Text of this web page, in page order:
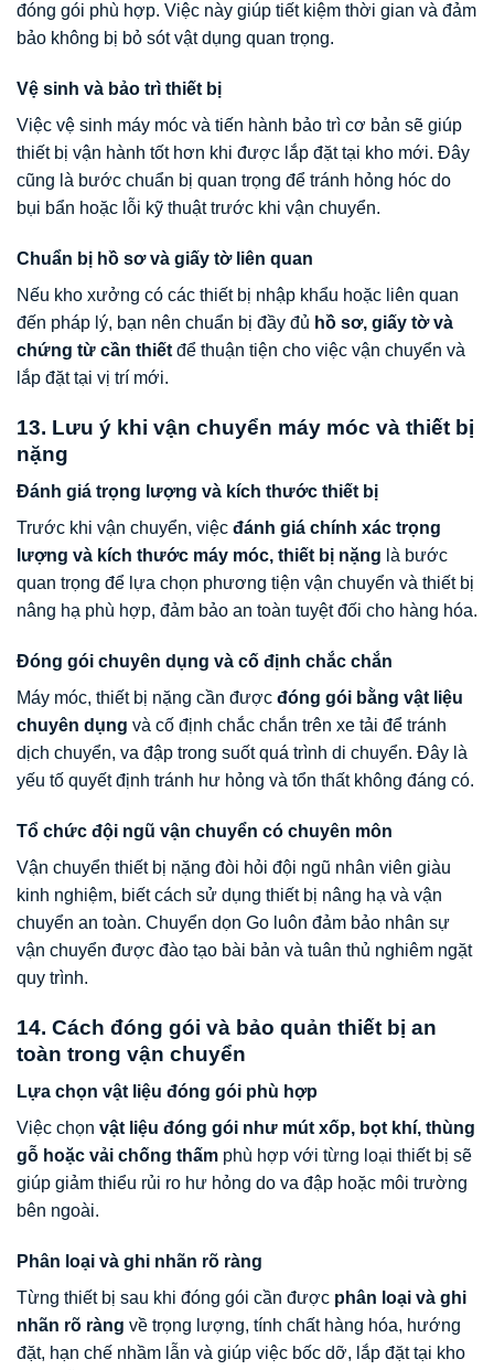
đóng gói phù hợp. Việc này giúp tiết kiệm thời gian và đảm
bảo không bị bỏ sót vật dụng quan trọng.
Vệ sinh và bảo trì thiết bị
Việc vệ sinh máy móc và tiến hành bảo trì cơ bản sẽ giúp
thiết bị vận hành tốt hơn khi được lắp đặt tại kho mới. Đây
cũng là bước chuẩn bị quan trọng để tránh hỏng hóc do
bụi bẩn hoặc lỗi kỹ thuật trước khi vận chuyển.
Chuẩn bị hồ sơ và giấy tờ liên quan
Nếu kho xưởng có các thiết bị nhập khẩu hoặc liên quan
đến pháp lý, bạn nên chuẩn bị đầy đủ hồ sơ, giấy tờ và
chứng từ cần thiết để thuận tiện cho việc vận chuyển và
lắp đặt tại vị trí mới.
13. Lưu ý khi vận chuyển máy móc và thiết bị
nặng
Đánh giá trọng lượng và kích thước thiết bị
Trước khi vận chuyển, việc đánh giá chính xác trọng
lượng và kích thước máy móc, thiết bị nặng là bước
quan trọng để lựa chọn phương tiện vận chuyển và thiết bị
nâng hạ phù hợp, đảm bảo an toàn tuyệt đối cho hàng hóa.
Đóng gói chuyên dụng và cố định chắc chắn
Máy móc, thiết bị nặng cần được đóng gói bằng vật liệu
chuyên dụng và cố định chắc chắn trên xe tải để tránh
dịch chuyển, va đập trong suốt quá trình di chuyển. Đây là
yếu tố quyết định tránh hư hỏng và tổn thất không đáng có.
Tổ chức đội ngũ vận chuyển có chuyên môn
Vận chuyển thiết bị nặng đòi hỏi đội ngũ nhân viên giàu
kinh nghiệm, biết cách sử dụng thiết bị nâng hạ và vận
chuyển an toàn. Chuyển dọn Go luôn đảm bảo nhân sự
vận chuyển được đào tạo bài bản và tuân thủ nghiêm ngặt
quy trình.
14. Cách đóng gói và bảo quản thiết bị an
toàn trong vận chuyển
Lựa chọn vật liệu đóng gói phù hợp
Việc chọn vật liệu đóng gói như mút xốp, bọt khí, thùng
gỗ hoặc vải chống thấm phù hợp với từng loại thiết bị sẽ
giúp giảm thiểu rủi ro hư hỏng do va đập hoặc môi trường
bên ngoài.
Phân loại và ghi nhãn rõ ràng
Từng thiết bị sau khi đóng gói cần được phân loại và ghi
nhãn rõ ràng về trọng lượng, tính chất hàng hóa, hướng
đặt, hạn chế nhầm lẫn và giúp việc bốc dỡ, lắp đặt tại kho